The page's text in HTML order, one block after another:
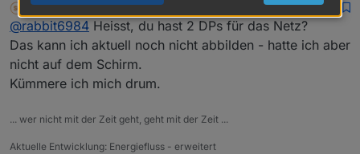
installiert und am Testen.
Aber ich stell mich zu doof an.
Wie wird den der Verbrauch berechnet?
Wie kann ich das Netz einstellen da ich 2 Werte
Produktion Bezug und Verbrauch.
Offline
SKB DEVELOPER MOST ACTIVE 27. Apr. 2023, 16:14
zuletzt editiert von
@rabbit6984 Heisst, du hast 2 DPs für das Netz?
Das kann ich aktuell noch nicht abbilden - hatte ich aber
nicht auf dem Schirm.
Kümmere ich mich drum.
... wer nicht mit der Zeit geht, geht mit der Zeit ...
Aktuelle Entwicklung: Energiefluss - erweitert